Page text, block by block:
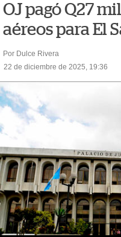
OJ pagó Q27
aéreos para El
Por Dulce Rivera
22 de diciembre de 2025, 19:36